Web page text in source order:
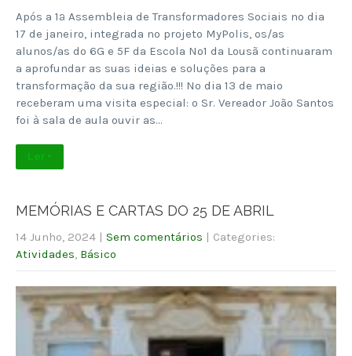
Após a 1ª Assembleia de Transformadores Sociais no dia
17 de janeiro, integrada no projeto MyPolis, os/as
alunos/as do 6G e 5F da Escola Nº1 da Lousã continuaram
a aprofundar as suas ideias e soluções para a
transformação da sua região.!!! No dia 13 de maio
receberam uma visita especial: o Sr. Vereador João Santos
foi à sala de aula ouvir as…
Ler +
MEMÓRIAS E CARTAS DO 25 DE ABRIL
14 Junho, 2024 | Sem comentários | Categories:
Atividades Básico